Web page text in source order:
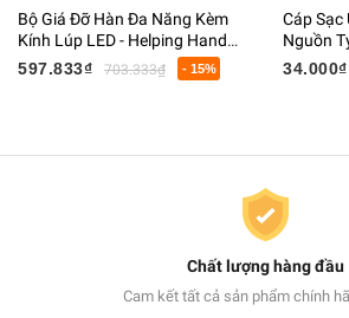
Bộ Giá Đỡ Hàn Đa Năng Kèm
Kính Lúp LED - Helping Hand
Hỗ Trợ Hàn Mạch, Giá Đỡ Mỏ
597.833₫ 703.333₫ - 15%
Cáp Sạc
Nguồn
Giám
34.000₫
Chất lượng hàng đầu
Cam kết tất cả sản phẩm chính